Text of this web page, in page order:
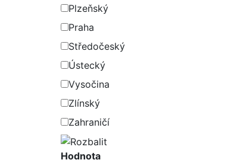
Plzeňský
Praha
Středočeský
Ústecký
Vysočina
Zlínský
Zahraničí
Hodnota